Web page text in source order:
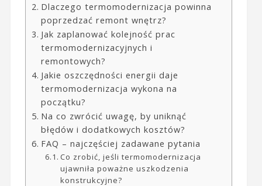
Dlaczego termomodernizacja powinna
poprzedzać remont wnętrz?
Jak zaplanować kolejność prac
termomodernizacyjnych i
remontowych?
Jakie oszczędności energii daje
termomodernizacja wykona na
początku?
Na co zwrócić uwagę, by uniknąć
błędów i dodatkowych kosztów?
FAQ – najczęściej zadawane pytania
Co zrobić, jeśli termomodernizacja
ujawniła poważne uszkodzenia
konstrukcyjne?